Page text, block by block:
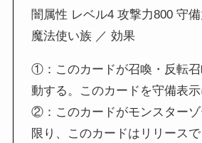
闇属性 レベル4 攻撃力800 守
魔法使い族 ／ 効果
①：このカードが召喚・反転
動する。このカードを守備表示
②：このカードがモンスター
限り、このカードはリリースで